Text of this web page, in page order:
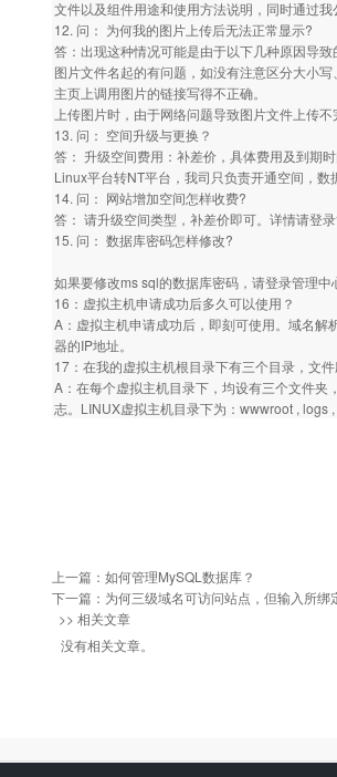
文件以及组件用途和使用方法说明，同时通过我
12. 问： 为何我的图片上传后无法正常显示?
答：出现这种情况可能是由于以下几种原因导致
图片文件名起的有问题，如没有注意区分大小
主页上调用图片的链接写得不正确。
上传图片时，由于网络问题导致图片文件上传不
13. 问： 空间升级与更换？
答： 升级空间费用：补差价，具体费用及到期
Linux平台转NT平台，我司只负责开通空间，数
14. 问： 网站增加空间怎样收费?
答： 请升级空间类型，补差价即可。详情请登
15. 问： 数据库密码怎样修改?
如果要修改ms sql的数据库密码，请登录管理中
16：虚拟主机申请成功后多久可以使用？
A：虚拟主机申请成功后，即刻可使用。域名
器的IP地址。
17：在我的虚拟主机根目录下有三个目录，文
A：在每个虚拟主机目录下，均设有三个文件
志。LINUX虚拟主机目录下为：wwwroot , logs
上一篇： 如何管理MySQL数据库？
下一篇： 为何三级域名可访问站点，但输入所绑
>> 相关文章
没有相关文章。